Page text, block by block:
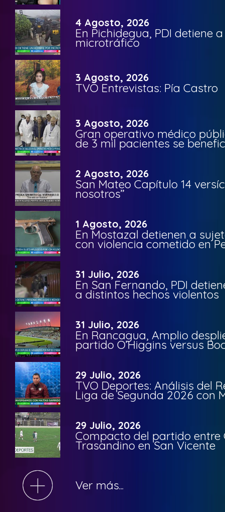
4 Agosto, 2026
En Pichidegua, PDI detiene
microtráfico
3 Agosto, 2026
TVO Entrevistas: Pía Castro
3 Agosto, 2026
Gran operativo médico
de 3 mil pacientes se
2 Agosto, 2026
San Mateo Capítulo 14
nosotros”
1 Agosto, 2026
En Mostazal detienen a
con violencia cometido en
31 Julio, 2026
En San Fernando, PDI
a distintos hechos violentos
31 Julio, 2026
En Rancagua, Amplio
partido O’Higgins versus
29 Julio, 2026
TVO Deportes: Análisis del
Liga de Segunda 2026 con
29 Julio, 2026
Compacto del partido entre
Trasandino en San Vicente
Ver más...